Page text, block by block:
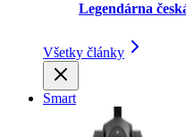
Legendárna
Všetky články
Smart